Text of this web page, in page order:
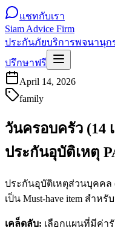
แชทกับเรา
Siam Advice Firm
ประกันภัยบริการพจนานุก
ปรึกษาฟรี
April 14, 2026
family
วันครอบครัว (14
ประกันอุบัติเหตุ
ประกันอุบัติเหตุส่วนบุคคล
เป็น Must-have item สำหรั
เคล็ดลับ: เลือกแผนที่มีค่า